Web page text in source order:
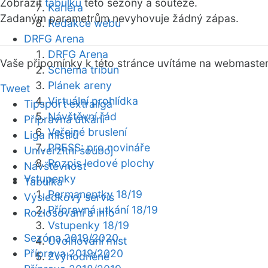
Kariéra
Redakce webu
DRFG Arena
DRFG Arena
Schéma tribun
Plánek areny
Virtuální prohlídka
Návštěvní řád
Veřejné bruslení
PRESS: pro novináře
Rozpis ledové plochy
Vstupenky
Permanentky 18/19
Přípravná utkání 18/19
Vstupenky 18/19
Uvolňování míst
Zvýhodněné
Zobrazit tabulku této sezóny a soutěže.
Zadaným parametrům nevyhovuje žádný zápas.
Vaše připomínky k této stránce uvítáme na webmaster
Tweet
Tipsport extraliga
Přípravná utkání
Liga mistrů
Univerzitní souboj
Návštěvnost
Tabulka
Výsledkový servis
Rozlosování a info
Sezóna 2019/2020
Příprava 2019/2020